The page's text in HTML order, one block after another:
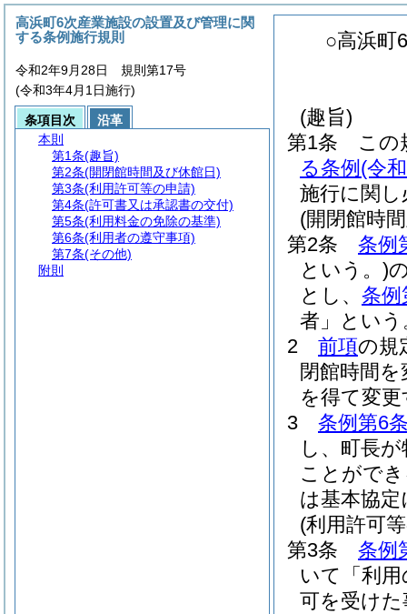
○高浜町
(趣旨)
第1条
この
る条例 (令
施行に関
(開閉館時
第2条
条例
という。)
とし、 条例
者」という
2
前項の規
閉館時間
を得て変
3
条例第6
し、町長
ことがで
は基本協
(利用許可
第3条
条例
いて「利
可を受け
高浜町6次産業施設の設置及び管理に関
する条例施行規則
令和2年9月28日 規則第17号
(令和3年4月1日施行)
条項目次
沿革
本則
第1条(趣旨)
第2条(開閉館時間及び休館日)
第3条(利用許可等の申請)
第4条(許可書又は承認書の交付)
第5条(利用料金の免除の基準)
第6条(利用者の遵守事項)
第7条(その他)
附則